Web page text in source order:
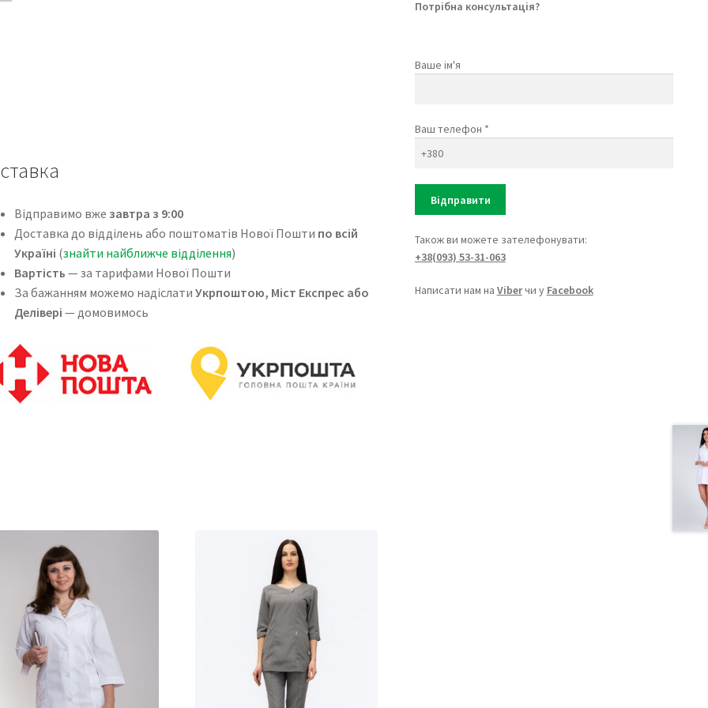
Відправимо вже завтра з 9:00
Доставка до відділень або поштоматів Нової Пошти по всій
Україні (знайти найближче відділення)
Вартість — за тарифами Нової Пошти
За бажанням можемо надіслати Укрпоштою, Міст Експрес або
Делівері — домовимось
Потрібна консультація?
Ваше ім'я
Ваш телефон *
Також ви можете зателефонувати:
+38(093) 53-31-063
Написати нам на Viberчи у Facebook